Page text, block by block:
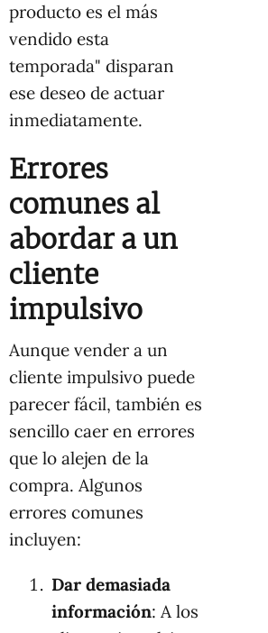
producto es el más
vendido esta
temporada" disparan
ese deseo de actuar
inmediatamente.
Errores
comunes al
abordar a un
cliente
impulsivo
Aunque vender a un
cliente impulsivo puede
parecer fácil, también es
sencillo caer en errores
que lo alejen de la
compra. Algunos
errores comunes
incluyen:
Dar demasiada
información: A los